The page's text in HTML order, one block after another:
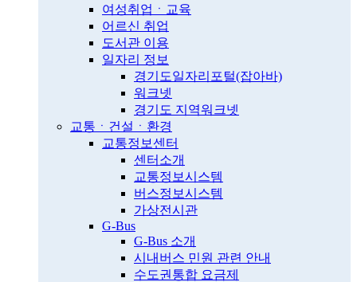
여성취업ㆍ교육
어르신 취업
도서관 이용
일자리 정보
경기도일자리포털(잡아바)
워크넷
경기도 지역워크넷
교통ㆍ건설ㆍ환경
교통정보센터
센터소개
교통정보시스템
버스정보시스템
가상전시관
G-Bus
G-Bus 소개
시내버스 민원 관련 안내
수도권통합 요금제